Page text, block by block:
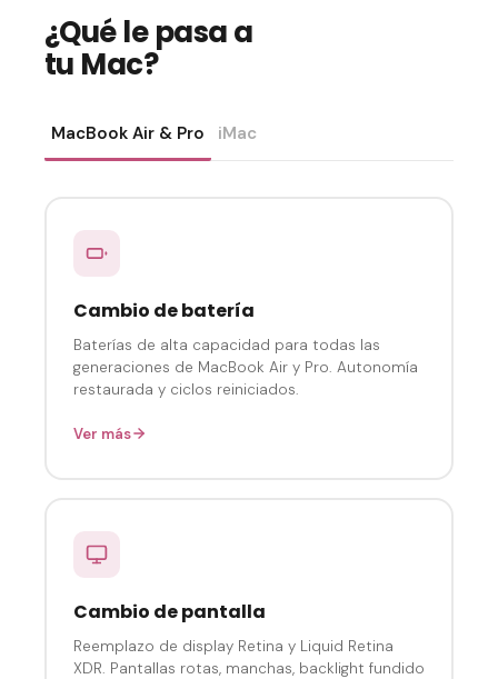
¿Qué le pasa a
tu Mac?
MacBook Air & Pro iMac
Cambio de batería
Baterías de alta capacidad para todas las
generaciones de MacBook Air y Pro. Autonomía
restaurada y ciclos reiniciados.
Ver más
Cambio de pantalla
Reemplazo de display Retina y Liquid Retina
XDR. Pantallas rotas, manchas, backlight fundido